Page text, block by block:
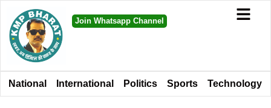
Join Whatsapp Channel
National International Politics Sports Technology